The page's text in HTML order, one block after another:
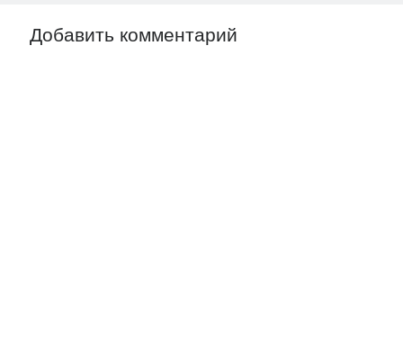
Добавить комментарий